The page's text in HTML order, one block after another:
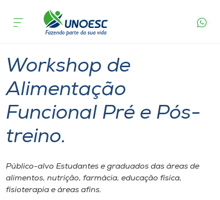
Cursos
Pesquisa
Atendimento ao Estudante
Portal de Ensino
A
acontece
São Miguel do Oeste
Workshop de
Alimentação
Funcional Pré e Pós-
treino.
Público-alvo Estudantes e graduados das áreas de
alimentos, nutrição, farmácia, educação física,
fisioterapia e áreas afins.